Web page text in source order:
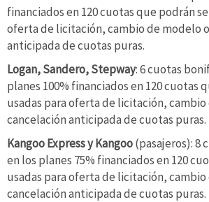
financiados en 120 cuotas que podrán
oferta de licitación, cambio de modelo
anticipada de cuotas puras.
Logan, Sandero, Stepway: 6 cuotas
planes 100% financiados en 120 cuotas
usadas para oferta de licitación,
cancelación anticipada de cuotas puras.
Kangoo Express y Kangoo(pasajeros): 8
en los planes 75% financiados en 120
usadas para oferta de licitación,
cancelación anticipada de cuotas puras.